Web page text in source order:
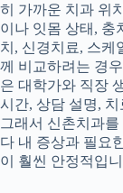
히 가까운 치과 위
이나 잇몸 상태, 충
치, 신경치료, 스케
께 비교하려는 경
은 대학가와 직장
시간, 상담 설명,
그래서 신촌치과
다 내 증상과 필요
이 훨씬 안정적입